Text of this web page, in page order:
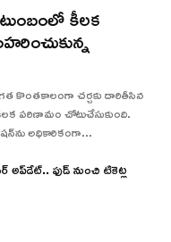
కీలక
కొంతకాలంగా చర్చకు దారితీసిన
పరిణామం చోటుచేసుకుంది.
అధికారికంగా...
ఫుడ్ నుంచి టికెట్ల